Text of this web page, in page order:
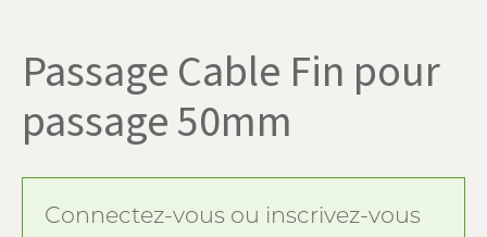
Passage Cable Fin pour
passage 50mm
Connectez-vous ou inscrivez-vous